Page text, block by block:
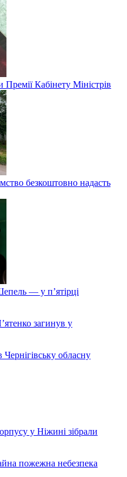
Премії Кабінету Міністрів
безкоштовно надасть
— у п’ятірці
загинув у
обласну
у Ніжині зібрали
пожежна небезпека